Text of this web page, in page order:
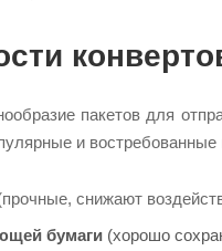
пакетов для
и востребованные
снижают
бумаги (хорошо